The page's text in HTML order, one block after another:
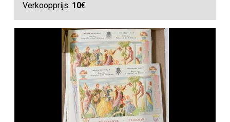
Verkoopprijs: 10€